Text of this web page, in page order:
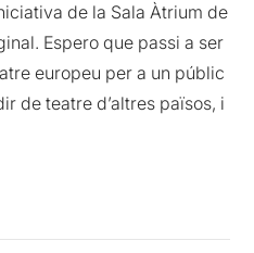
de la Sala Àtrium de
Espero que passi a ser
europeu per a un públic
de teatre d’altres països, i